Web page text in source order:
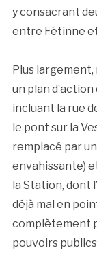
y consacrant
entre Fétinne
Plus
un plan
incluant la rue
le pont sur la
remplacé par
envahissante)
la Station, dont
déjà mal en
complètement
pouvoirs publics